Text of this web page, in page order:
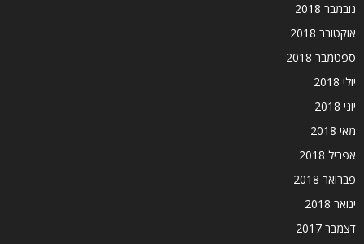
נובמבר 2018
אוקטובר 2018
ספטמבר 2018
יולי 2018
יוני 2018
מאי 2018
אפריל 2018
פברואר 2018
ינואר 2018
דצמבר 2017